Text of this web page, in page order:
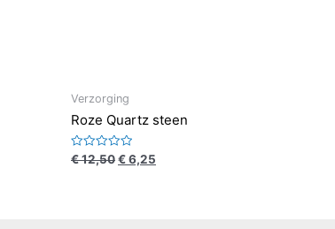
Verzorging
Roze Quartz steen
Waardering
0
€12,50€6,25